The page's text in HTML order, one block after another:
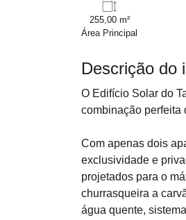
255,00 m²
Área Principal
Descrição do
O Edifício Solar do
combinação perfeita
Com apenas dois
exclusividade e
projetados para o
churrasqueira a
água quente,